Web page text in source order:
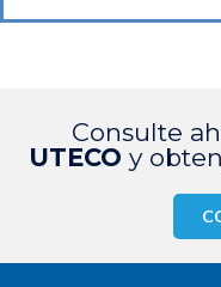
Consulte
UTECO y